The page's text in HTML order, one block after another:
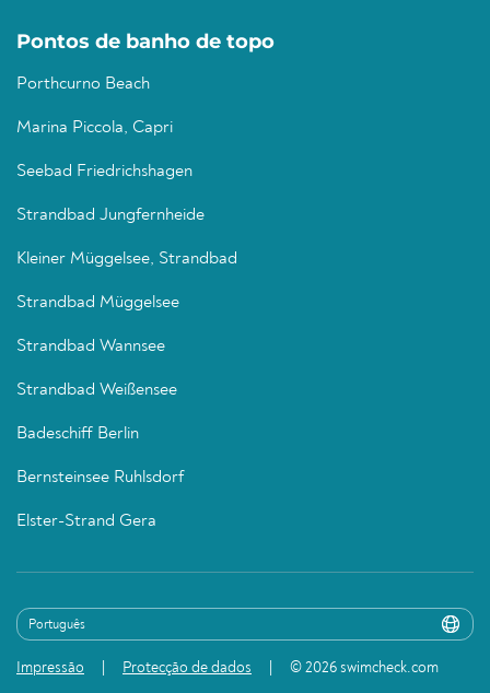
Pontos de banho de topo
Porthcurno Beach
Marina Piccola, Capri
Seebad Friedrichshagen
Strandbad Jungfernheide
Kleiner Müggelsee, Strandbad
Strandbad Müggelsee
Strandbad Wannsee
Strandbad Weißensee
Badeschiff Berlin
Bernsteinsee Ruhlsdorf
Elster-Strand Gera
Impressão Protecção de dados © 2026 swimcheck.com